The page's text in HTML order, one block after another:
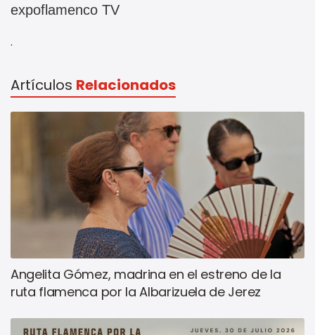
expoflamenco TV
.
Artículos Relacionados
Angelita Gómez, madrina en el estreno de la
ruta flamenca por la Albarizuela de Jerez